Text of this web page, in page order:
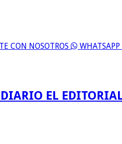
CON NOSOTROS
DIARIO EL